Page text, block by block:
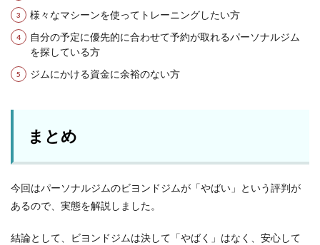
様々なマシーンを使ってトレーニングしたい方
自分の予定に優先的に合わせて予約が取れるパーソナルジム
を探している方
ジムにかける資金に余裕のない方
まとめ
今回はパーソナルジムのビヨンドジムが「やばい」という評判が
あるので、実態を解説しました。
結論として、ビヨンドジムは決して「やばく」はなく、安心して